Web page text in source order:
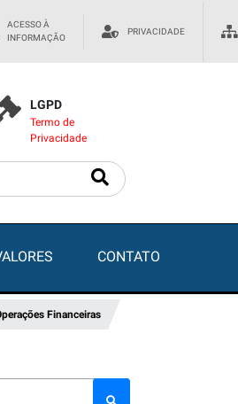
ACESSO À
INFORMAÇÃO
PRIVACIDADE
LGPD
Termo de
Privacidade
CONTATO
Financeiras